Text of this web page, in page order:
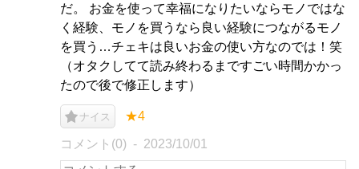
だ。 お金を使って幸福になりたいならモノではな
く経験、モノを買うなら良い経験につながるモノ
を買う…チェキは良いお金の使い方なのでは！笑
（オタクしてて読み終わるまですごい時間かかっ
たので後で修正します）
ナイス ★4
コメント(0) 2023/10/01